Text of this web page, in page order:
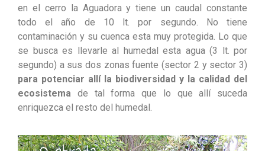
en el cerro la Aguadora y tiene un caudal constante
todo el año de 10 lt. por segundo. No tiene
contaminación y su cuenca esta muy protegida. Lo que
se busca es llevarle al humedal esta agua (3 lt. por
segundo) a sus dos zonas fuente (sector 2 y sector 3)
para potenciar allí la biodiversidad y la calidad del
ecosistema de tal forma que lo que allí suceda
enriquezca el resto del humedal.